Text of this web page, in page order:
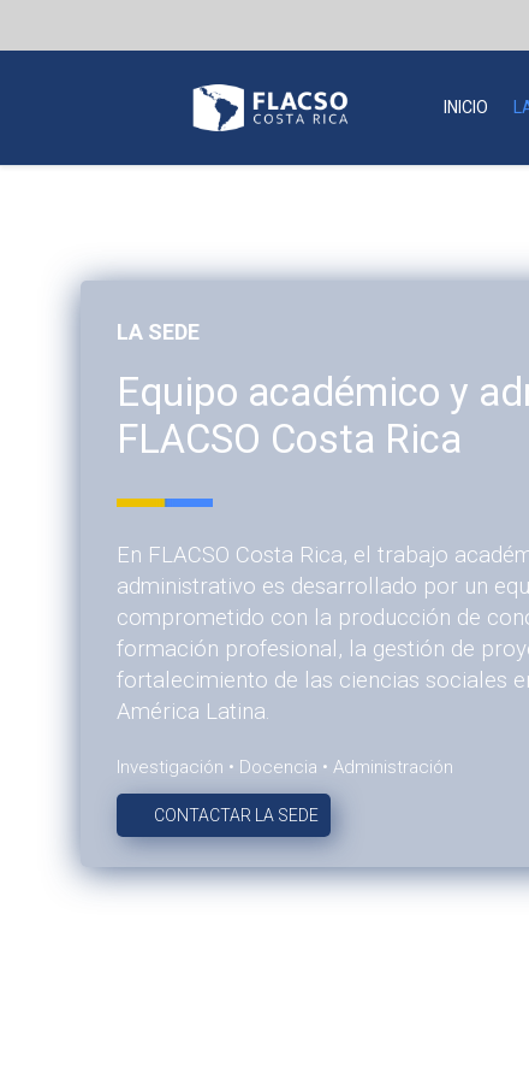
INICIO
LA SEDE
Equipo académico y
FLACSO Costa Rica
En FLACSO Costa Rica, el trabajo
administrativo es desarrollado por un
comprometido con la producción de
formación profesional, la gestión de
fortalecimiento de las ciencias sociales
América Latina.
Investigación • Docencia • Administración
CONTACTAR LA SEDE